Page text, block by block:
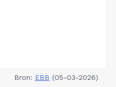
Bron: EBB (05-03-2026)